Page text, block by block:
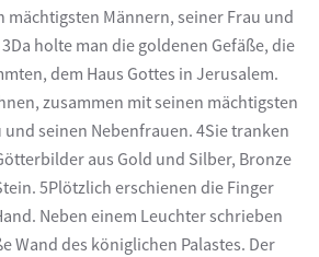
mächtigsten Männern, seiner Frau und
holte man die goldenen Gefäße, die
dem Haus Gottes in Jerusalem.
zusammen mit seinen mächtigsten
seinen Nebenfrauen. 4Sie tranken
aus Gold und Silber, Bronze
5Plötzlich erschienen die Finger
Neben einem Leuchter schrieben
Wand des königlichen Palastes. Der